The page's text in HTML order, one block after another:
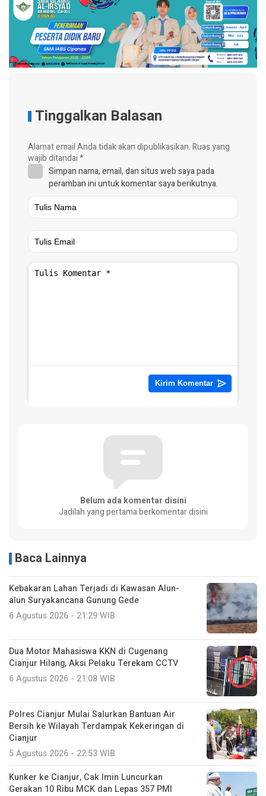
Tinggalkan Balasan
Alamat email Anda tidak akan dipublikasikan.Ruas yang
wajib ditandai*
Simpan nama, email, dan situs web saya pada
peramban ini untuk komentar saya berikutnya.
Belum ada komentar disini
Jadilah yang pertama berkomentar disini
Baca Lainnya
Kebakaran Lahan Terjadi di Kawasan Alun-
alun Suryakancana Gunung Gede
6 Agustus 2026 - 21:29 WIB
Dua Motor Mahasiswa KKN di Cugenang
Cianjur Hilang, Aksi Pelaku Terekam CCTV
6 Agustus 2026 - 21:08 WIB
Polres Cianjur Mulai Salurkan Bantuan Air
Bersih ke Wilayah Terdampak Kekeringan di
Cianjur
5 Agustus 2026 - 22:53 WIB
Kunker ke Cianjur, Cak Imin Luncurkan
Gerakan 10 Ribu MCK dan Lepas 357 PMI